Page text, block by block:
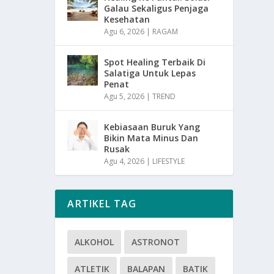
Galau Sekaligus Penjaga
Kesehatan
Agu 6, 2026 | RAGAM
Spot Healing Terbaik Di
Salatiga Untuk Lepas
Penat
Agu 5, 2026 |TREND
Kebiasaan Buruk Yang
Bikin Mata Minus Dan
Rusak
Agu 4, 2026 | LIFESTYLE
ARTIKEL TAG
ALKOHOL ASTRONOT
ATLETIK BALAPAN BATIK